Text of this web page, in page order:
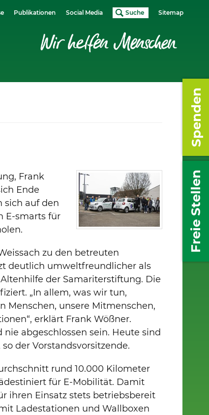
Publikationen Social Media Suche Sitemap
Frank
Ende
sich auf den
E-smarts für
zu den betreuten
deutlich umweltfreundlicher als
der Samariterstiftung. Die
„In allem, was wir tun,
Menschen, unsere Mitmenschen,
erklärt Frank Wößner.
abgeschlossen sein. Heute sind
der Vorstandsvorsitzende.
rund 10.000 Kilometer
für E-Mobilität. Damit
ihren Einsatz stets betriebsbereit
Ladestationen und Wallboxen
Spenden
Freie Stellen